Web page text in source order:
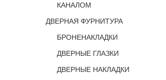
КАНАЛОМ
ДВЕРНАЯ ФУРНИТУРА
БРОНЕНАКЛАДКИ
ДВЕРНЫЕ ГЛАЗКИ
ДВЕРНЫЕ НАКЛАДКИ